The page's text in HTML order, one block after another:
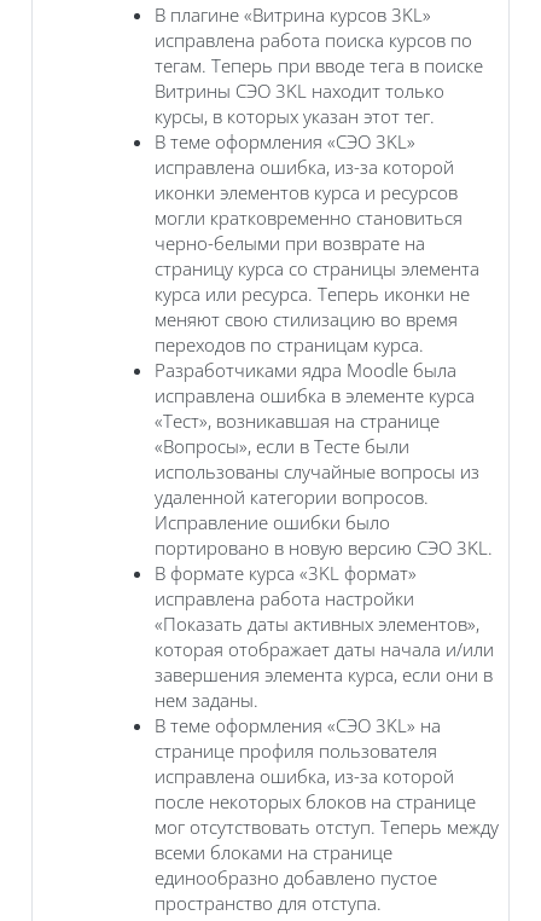
В плагине «Витрина курсов 3KL»
исправлена работа поиска курсов по
тегам. Теперь при вводе тега в поиске
Витрины СЭО 3KL находит только
курсы, в которых указан этот тег.
В теме оформления «СЭО 3KL‎»
исправлена ошибка, из-за которой
иконки элементов курса и ресурсов
могли кратковременно становиться
черно-белыми при возврате на
страницу курса со страницы элемента
курса или ресурса. Теперь иконки не
меняют свою стилизацию во время
переходов по страницам курса.
Разработчиками ядра Moodle была
исправлена ошибка в элементе курса
«Тест‎», возникавшая на странице
«Вопросы», если в Тесте были
использованы случайные вопросы из
удаленной категории вопросов.
Исправление ошибки было
портировано в новую версию СЭО 3KL.
В формате курса «3KL‎ формат»
исправлена работа настройки
«Показать даты активных элементов»,
которая отображает даты начала и/или
завершения элемента курса, если они в
нем заданы.
В теме оформления «СЭО 3KL‎» на
странице профиля пользователя
исправлена ошибка, из-за которой
после некоторых блоков на странице
мог отсутствовать отступ. Теперь между
всеми блоками на странице
единообразно добавлено пустое
пространство для отступа.